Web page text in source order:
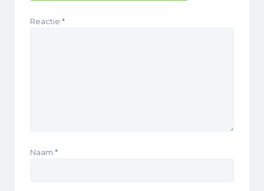
Reactie *
Naam *